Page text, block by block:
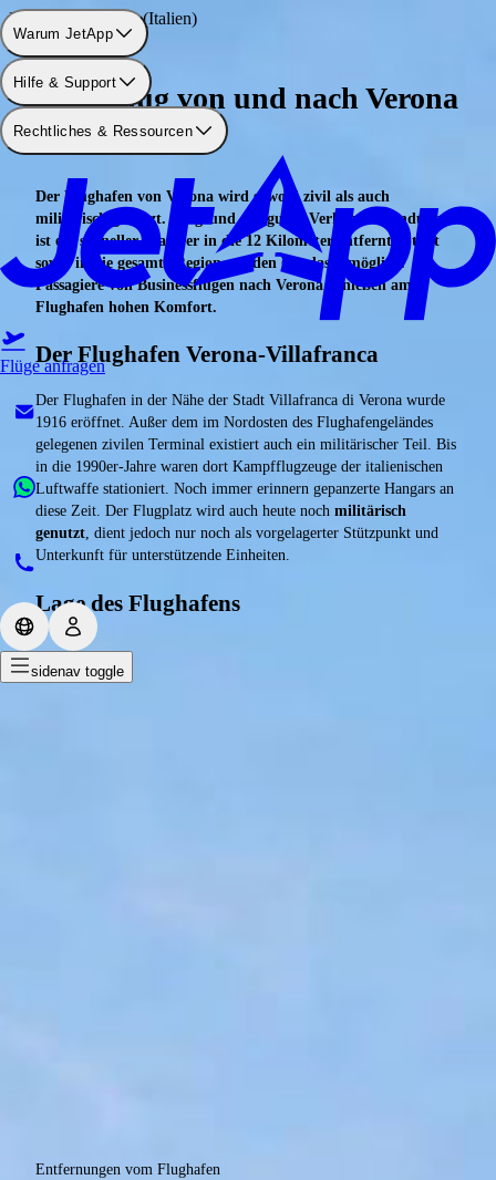
Warum JetApp
Hilfe & Support
Rechtliches & Ressourcen
Flüge anfragen
sidenav toggle
Flughafen: Verona (Italien)
Privatflug von und nach Verona
buchen
Der Flughafen von Verona wird sowohl zivil als auch
militärisch genutzt. Aufgrund der guten Verkehrsanbindung
ist ein schneller Transfer in die 12 Kilometer entfernte Stadt
sowie in die gesamte Region um den Gardasee möglich.
Passagiere von Businessflügen nach Verona genießen am
Flughafen hohen Komfort.
Der Flughafen Verona-Villafranca
Der Flughafen in der Nähe der Stadt Villafranca di Verona wurde
1916 eröffnet. Außer dem im Nordosten des Flughafengeländes
gelegenen zivilen Terminal existiert auch ein militärischer Teil. Bis
in die 1990er-Jahre waren dort Kampfflugzeuge der italienischen
Luftwaffe stationiert. Noch immer erinnern gepanzerte Hangars an
diese Zeit. Der Flugplatz wird auch heute noch militärisch
genutzt, dient jedoch nur noch als vorgelagerter Stützpunkt und
Unterkunft für unterstützende Einheiten.
Lage des Flughafens
Entfernungen vom Flughafen